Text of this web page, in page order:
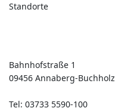
Standorte
Bahnhofstraße 1
09456 Annaberg-Buchholz
Tel: 03733 5590-100